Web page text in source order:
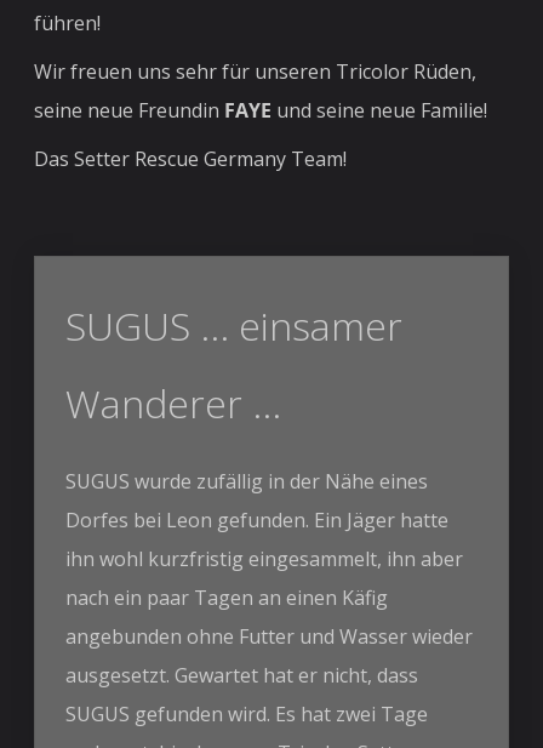
führen!
Wir freuen uns sehr für unseren Tricolor Rüden,
seine neue Freundin FAYE und seine neue Familie!
Das Setter Rescue Germany Team!
SUGUS ... einsamer
Wanderer ...
SUGUS wurde zufällig in der Nähe eines
Dorfes bei Leon gefunden. Ein Jäger hatte
ihn wohl kurzfristig eingesammelt, ihn aber
nach ein paar Tagen an einen Käfig
angebunden ohne Futter und Wasser wieder
ausgesetzt. Gewartet hat er nicht, dass
SUGUS gefunden wird. Es hat zwei Tage